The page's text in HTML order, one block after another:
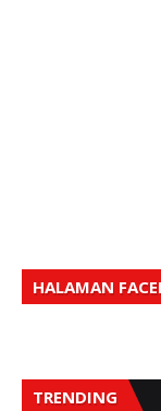
HALAMAN
TRENDING